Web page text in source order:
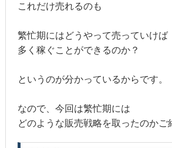
これだけ売れるのも
繁忙期にはどうやって売っていけば
多く稼ぐことができるのか？
というのが分かっているからです。
なので、今回は繁忙期には
どのような販売戦略を取ったのかご